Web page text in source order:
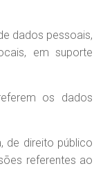
dados pessoais,
em suporte
os dados
de direito público
referentes ao